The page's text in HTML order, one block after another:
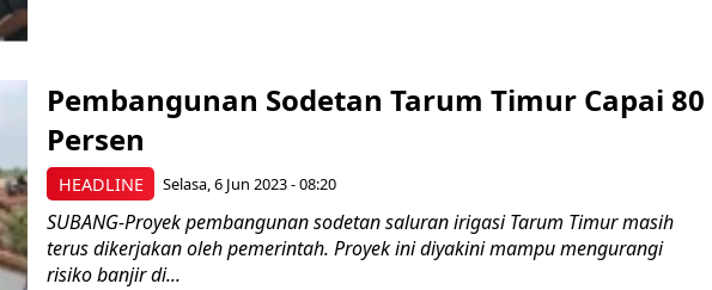
HEADLINE
Pembangunan Sodetan Tarum Timur Capai 80
Persen
Selasa, 6 Jun 2023 - 08:20
SUBANG-Proyek pembangunan sodetan saluran irigasi Tarum Timur masih
terus dikerjakan oleh pemerintah. Proyek ini diyakini mampu mengurangi
risiko banjir di...